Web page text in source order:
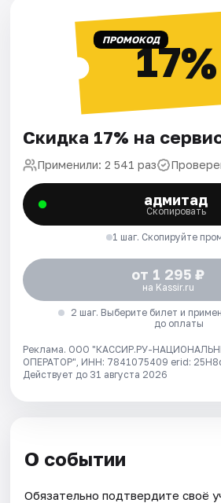
ПРОМОКОД17%
Скидка 17% на
Применили: 2 541 раз
адмитад
Скопировать
1 шаг. Скопируйте
от 1 295 ₽
на Kassir.ru
2 шаг. Выберите билет и
до оплаты
Реклама. ООО "КАССИР.РУ-
ОПЕРАТОР", ИНН: 7841075409 erid:
Действует до 31 августа 2026
О событии
Обязательно подтвердите своё